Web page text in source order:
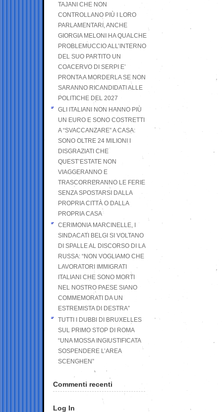
TAJANI CHE NON
CONTROLLANO PIÙ I LORO
PARLAMENTARI, ANCHE
GIORGIA MELONI HA QUALCHE
PROBLEMUCCIO ALL’INTERNO
DEL SUO PARTITO UN
COACERVO DI SERPI E’
PRONTA A MORDERLA SE NON
SARANNO RICANDIDATI ALLE
POLITICHE DEL 2027
GLI ITALIANI NON HANNO PIÙ
UN EURO E SONO COSTRETTI
A “SVACCANZARE” A CASA:
SONO OLTRE 24 MILIONI I
DISGRAZIATI CHE
QUEST’ESTATE NON
VIAGGERANNO E
TRASCORRERANNO LE FERIE
SENZA SPOSTARSI DALLA
PROPRIA CITTÀ O DALLA
PROPRIA CASA
CERIMONIA MARCINELLE, I
SINDACATI BELGI SI VOLTANO
DI SPALLE AL DISCORSO DI LA
RUSSA: “NON VOGLIAMO CHE
LAVORATORI IMMIGRATI
ITALIANI CHE SONO MORTI
NEL NOSTRO PAESE SIANO
COMMEMORATI DA UN
ESTREMISTA DI DESTRA”
TUTTI I DUBBI DI BRUXELLES
SUL PRIMO STOP DI ROMA
“UNA MOSSA INGIUSTIFICATA
SOSPENDERE L’AREA
SCENGHEN”
Commenti recenti
Log In